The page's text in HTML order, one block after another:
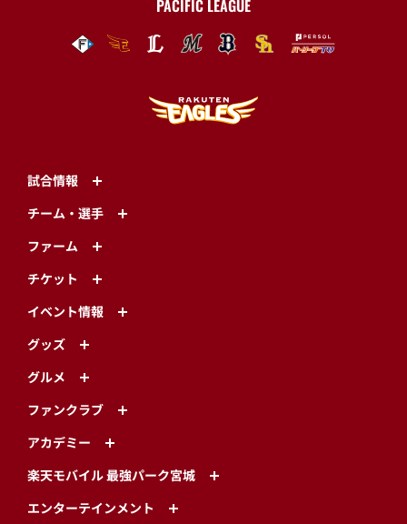
PACIFIC LEAGUE
試合情報
チーム・選手
ファーム
チケット
イベント情報
グッズ
グルメ
ファンクラブ
アカデミー
楽天モバイル 最強パーク宮城
エンターテインメント